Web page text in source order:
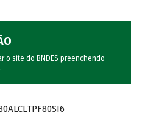
o site do BNDES preenchendo
.